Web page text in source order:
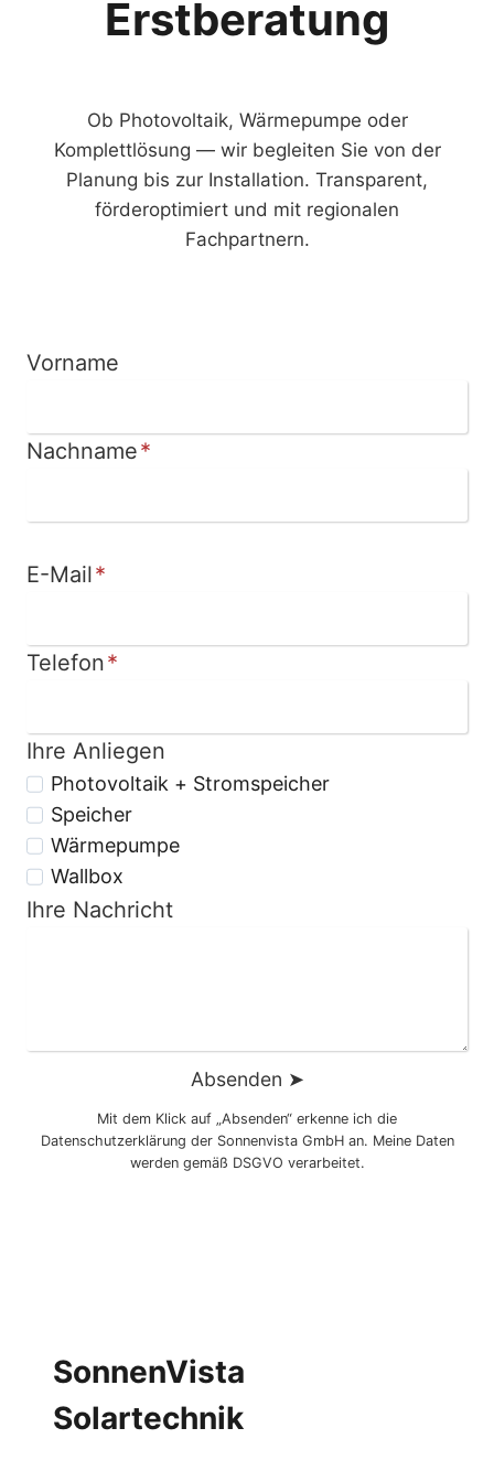
Erstberatung
Ob Photovoltaik, Wärmepumpe oder
Komplettlösung — wir begleiten Sie von der
Planung bis zur Installation. Transparent,
förderoptimiert und mit regionalen
Fachpartnern.
Vorname
Nachname*
E-Mail*
Telefon*
Ihre Anliegen
Photovoltaik + Stromspeicher
Speicher
Wärmepumpe
Wallbox
Ihre Nachricht
Absenden ➤
Mit dem Klick auf „Absenden“ erkenne ich die
Datenschutzerklärung der Sonnenvista GmbH an. Meine Daten
werden gemäß DSGVO verarbeitet.
SonnenVista
Solartechnik